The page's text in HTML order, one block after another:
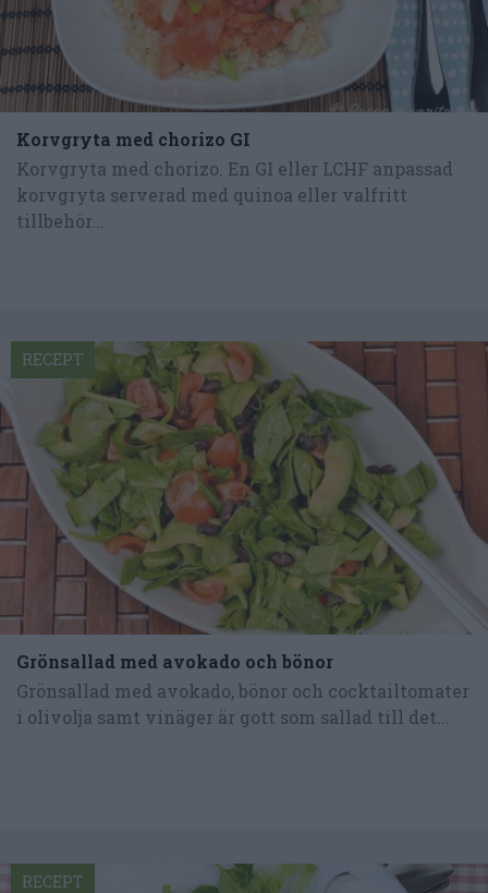
Korvgryta med chorizo GI
Korvgryta med chorizo. En GI eller LCHF anpassad
korvgryta serverad med quinoa eller valfritt
tillbehör...
Grönsallad med avokado och bönor
Grönsallad med avokado, bönor och cocktailtomater
i olivolja samt vinäger är gott som sallad till det...
RECEPT
RECEPT